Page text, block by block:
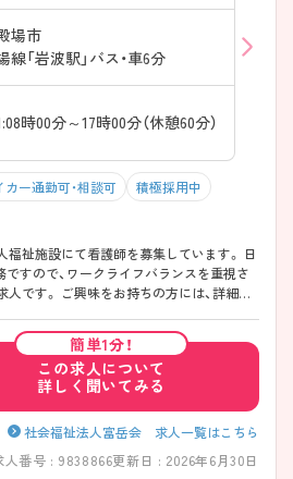
場市
線「岩波駅」バス・車6分
時00分～17時00分（休憩60分）
カー通勤可・相談可 積極採用中
祉施設にて看護師を募集しています。 日
すので、ワークライフバランスを重視さ
方には、詳細の
簡単1分！
この求人について
詳しく聞いてみる
社会福祉法人富岳会 求人一覧はこちら
人番号 : 9838866更新日 : 2026年6月30日